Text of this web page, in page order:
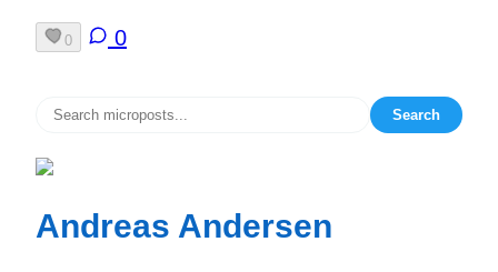
0 0
Search
Andreas Andersen